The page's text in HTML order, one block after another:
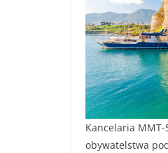
Kancelaria
obywatelstwa